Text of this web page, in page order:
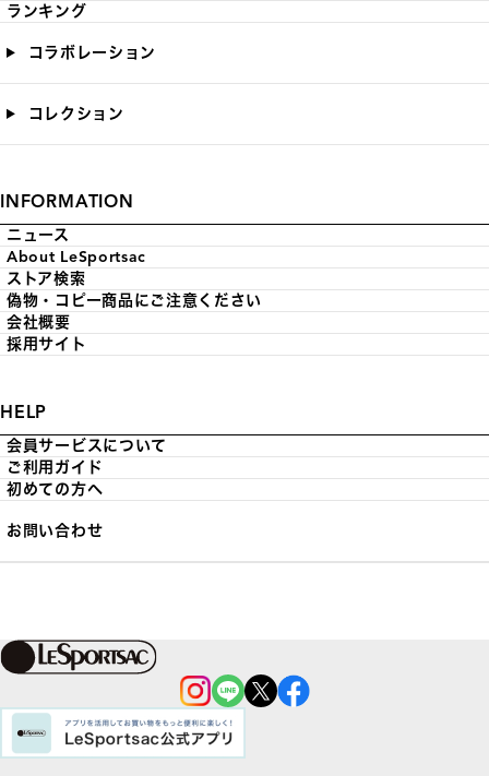
ランキング
コラボレーション
コレクション
INFORMATION
ニュース
About LeSportsac
ストア検索
偽物・コピー商品にご注意ください
会社概要
採用サイト
HELP
会員サービスについて
ご利用ガイド
初めての方へ
お問い合わせ